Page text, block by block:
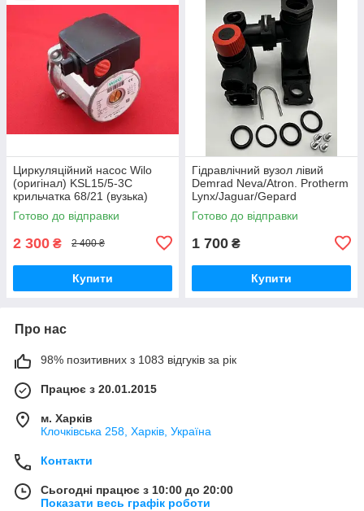
Циркуляційний насос Wilo
(оригінал) KSL15/5-3C
крильчатка 68/21 (вузька)
Готово до відправки
2 300 ₴ 2 400 ₴
Купити
Гідравлічний вузол лівий
Demrad Neva/Atron. Protherm
Lynx/Jaguar/Gepard
0020118698/D003202242
Готово до відправки
1 700 ₴
Купити
Про нас
98% позитивних з 1083 відгуків за рік
Працює з 20.01.2015
м. Харків
Клочкiвська 258, Харків, Україна
Контакти
Сьогодні працює з 10:00 до 20:00
Показати весь графік роботи